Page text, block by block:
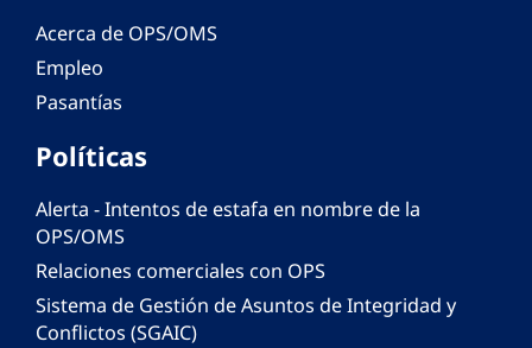
Acerca de OPS/OMS
Empleo
Pasantías
Políticas
Alerta - Intentos de estafa en nombre de la
OPS/OMS
Relaciones comerciales con OPS
Sistema de Gestión de Asuntos de Integridad y
Conflictos (SGAIC)